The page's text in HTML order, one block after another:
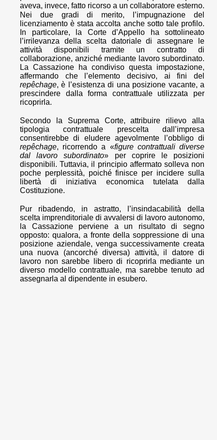
aveva, invece, fatto ricorso a un collaboratore esterno.
Nei due gradi di merito, l’impugnazione del
licenziamento è stata accolta anche sotto tale profilo.
In particolare, la Corte d’Appello ha sottolineato
l’irrilevanza della scelta datoriale di assegnare le
attività disponibili tramite un contratto di
collaborazione, anziché mediante lavoro subordinato.
La Cassazione ha condiviso questa impostazione,
affermando che l’elemento decisivo, ai fini del
repêchage, è l’esistenza di una posizione vacante, a
prescindere dalla forma contrattuale utilizzata per
ricoprirla.
Secondo la Suprema Corte, attribuire rilievo alla
tipologia contrattuale prescelta dall’impresa
consentirebbe di eludere agevolmente l’obbligo di
repêchage, ricorrendo a «figure contrattuali diverse
dal lavoro subordinato» per coprire le posizioni
disponibili. Tuttavia, il principio affermato solleva non
poche perplessità, poiché finisce per incidere sulla
libertà di iniziativa economica tutelata dalla
Costituzione.
Pur ribadendo, in astratto, l’insindacabilità della
scelta imprenditoriale di avvalersi di lavoro autonomo,
la Cassazione perviene a un risultato di segno
opposto: qualora, a fronte della soppressione di una
posizione aziendale, venga successivamente creata
una nuova (ancorché diversa) attività, il datore di
lavoro non sarebbe libero di ricoprirla mediante un
diverso modello contrattuale, ma sarebbe tenuto ad
assegnarla al dipendente in esubero.